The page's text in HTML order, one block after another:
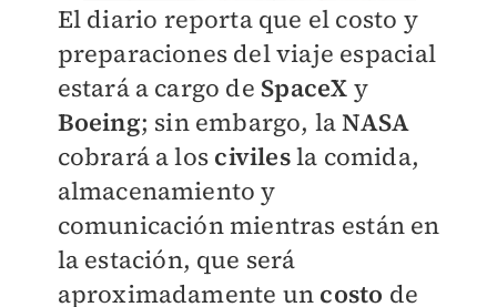
El diario reporta que el costo y
preparaciones del viaje espacial
estará a cargo de SpaceX y
Boeing; sin embargo, laNASA
cobrará a los civilesla comida,
almacenamiento y
comunicación mientras están en
la estación, que será
aproximadamente un costo de